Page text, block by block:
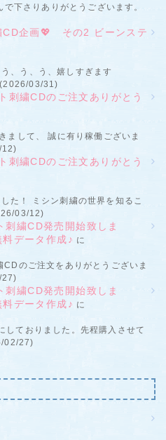
下さりありがとうございます。
CD企画💖 その2 ビーンステ
、う、う、嬉しすぎます
03/31)
繍CDのご注文ありがとう
まして、 誠に有り稼働ございま
12)
繍CDのご注文ありがとう
た！ ミシン刺繍の世界を知るこ
03/12)
繍CD発売開始致しま
データ作成♪ に
のご注文をありがとうございま
27)
繍CD発売開始致しま
データ作成♪ に
しておりました。先程購入させて
02/27)